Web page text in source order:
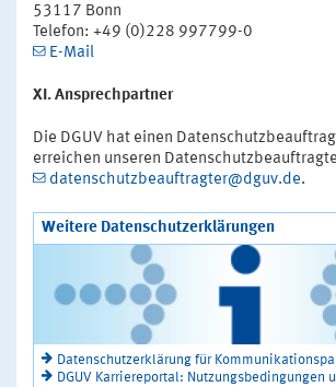
53117 Bonn
Telefon: +49 (0)228 997799-0
E-Mail
XI. Ansprechpartner
Die DGUV hat einen
erreichen unseren
datenschutzbeauftragter@dguv.de.
Weitere Datenschutzerklärungen
Datenschutzerklärung für
DGUV Karriereportal: Nutzungsbedingungen